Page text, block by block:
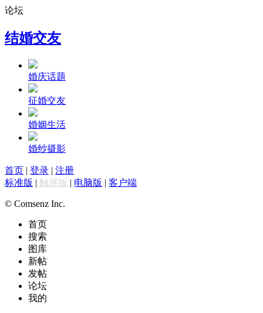
论坛
结婚交友
婚庆话题
征婚交友
婚姻生活
婚纱摄影
首页 | 登录 | 注册
标准版 | 触屏版 | 电脑版 | 客户端
© Comsenz Inc.
首页
搜索
图库
新帖
发帖
论坛
我的